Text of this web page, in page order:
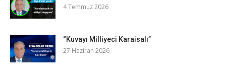
4 Temmuz 2026
“Kuvayı Milliyeci Karaisalı”
27 Haziran 2026